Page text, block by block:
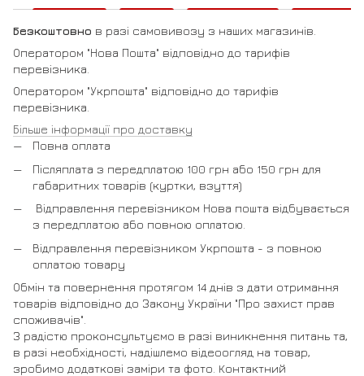
Безкоштовно в разі самовивозу з наших магазинів.
Оператором "Нова Пошта" відповідно до тарифів
перевізника.
Оператором "Укрпошта" відповідно до тарифів
перевізника.
Більше інформації про доставку
Повна оплата
Післяплата з передплатою 100 грн або 150 грн для
габаритних товарів (куртки, взуття)
Відправлення перевізником Нова пошта відбувається
з передплатою або повною оплатою.
Відправлення перевізником Укрпошта - з повною
оплатою товару
Обмін та повернення протягом 14 днів з дати отримання
товарів відповідно до Закону України "Про захист прав
споживачів".
З радістю проконсультуємо в разі виникнення питань та,
в разі необхідності, надішлемо відеоогляд на товар,
зробимо додаткові заміри та фото. Контактний